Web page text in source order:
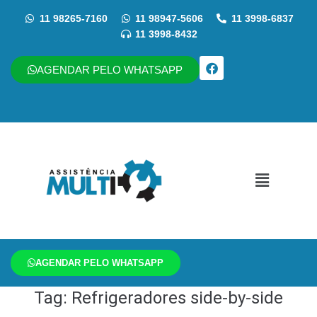
11 98265-7160 11 98947-5606
11 3998-6837
11 3998-8432
AGENDAR PELO WHATSAPP
AGENDAR PELO WHATSAPP
Tag: Refrigeradores side-by-side